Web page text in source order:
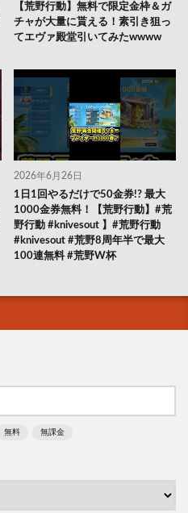
【荒野行動】無料で限定金枠＆ガ
チャが大量に貰える！素引き狙っ
てエヴァ殿堂引いてみたwwww
2026年6月26日
1日1回やるだけで50金券!? 最大
1000金券無料！【荒野行動】#荒
野行動 #knivesout 】#荒野行動
#knivesout #荒野8周年半で最大
100連無料 #荒野W杯
無料 無課金